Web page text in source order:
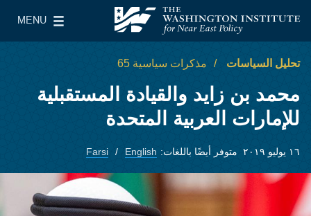
معهد واشنطن لسياسات الشرق الأدنى
MENU
Main Menu
تحليل السياسات مذكرات سياسية 65
محمد بن زايد والقيادة المستقبلية
للإمارات العربية المتحدة
١٦ يوليو ٢٠١٩ متوفر أيضًا باللغات: English
Farsi